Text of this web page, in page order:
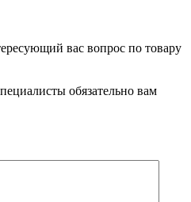
вас вопрос по товару
обязательно вам